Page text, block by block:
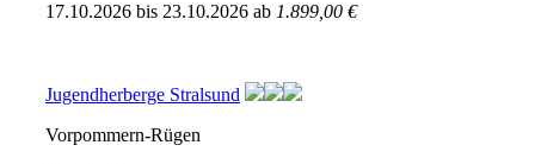
17.10.2026 bis 23.10.2026 ab 1.899,00 €
Jugendherberge Stralsund
Vorpommern-Rügen